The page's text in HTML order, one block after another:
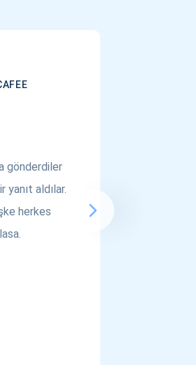
gönderdiler
yanıt aldılar.
herkes